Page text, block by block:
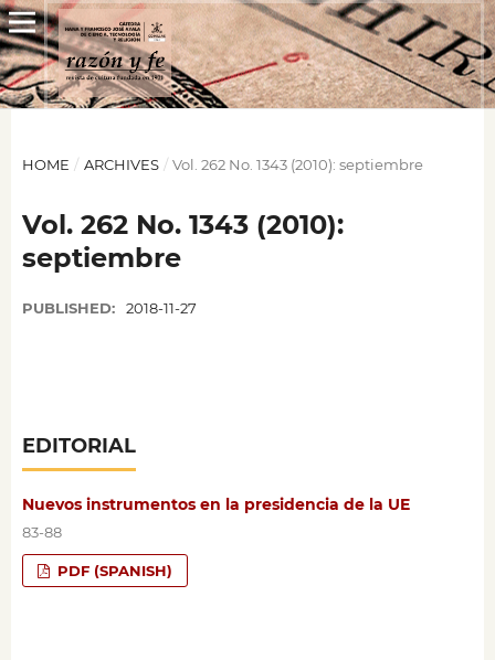
HOME / ARCHIVES / Vol. 262 No. 1343 (2010): septiembre
Vol. 262 No. 1343 (2010):
septiembre
PUBLISHED: 2018-11-27
EDITORIAL
Nuevos instrumentos en la presidencia de la UE
83-88
PDF (SPANISH)